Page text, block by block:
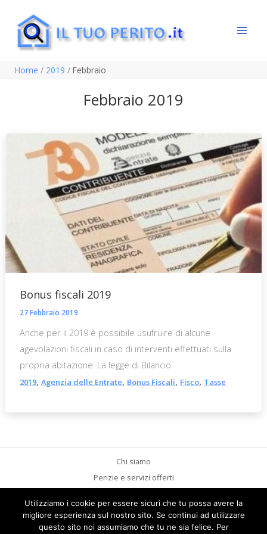
contenuto
Home 2019 Febbraio
Febbraio 2019
Bonus fiscali 2019
27 Febbraio 2019
Anche per il 2019 è possibile usufruire di alcune
agevolazioni fiscali in caso di interventi effettuati sulla
propria abitazione. La legge di Bilancio
2019,Agenzia delle Entrate, Bonus Fiscali, Fisco, Tasse
Chi siamo
Perizie e servizi offerti
Contattaci
News
Utilizziamo i cookie per essere sicuri che tu possa avere la
migliore esperienza sul nostro sito. Se continui ad utilizzare
questo sito noi assumiamo che tu ne sia felice. Per